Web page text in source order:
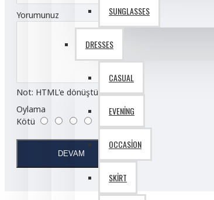
SUNGLASSES
DRESSES
CASUAL
EVENING
OCCASION
SKIRT
Yorumunuz
Not: HTML'e dönüştürülmez!
Oylama
Kötü
DEVAM